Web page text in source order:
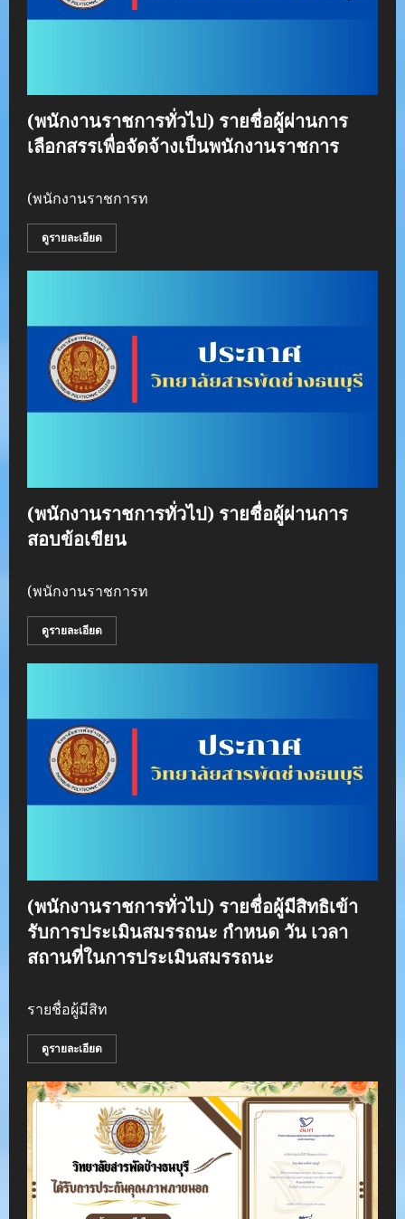
(พนักงานราชการทั่วไป) รายชื่อผู้ผ่านการ
เลือกสรรเพื่อจัดจ้างเป็นพนักงานราชการ
(พนักงานราชการท
ดูรายละเอียด
(พนักงานราชการทั่วไป) รายชื่อผู้ผ่านการ
สอบข้อเขียน
(พนักงานราชการท
ดูรายละเอียด
(พนักงานราชการทั่วไป) รายชื่อผู้มีสิทธิเข้า
รับการประเมินสมรรถนะ กำหนด วัน เวลา
สถานที่ในการประเมินสมรรถนะ
รายชื่อผู้มีสิท
ดูรายละเอียด